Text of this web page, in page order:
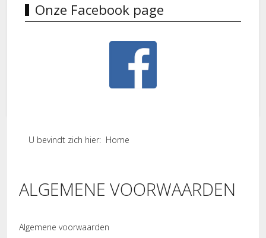
Onze Facebook page
U bevindt zich hier: Home
ALGEMENE VOORWAARDEN
Algemene voorwaarden